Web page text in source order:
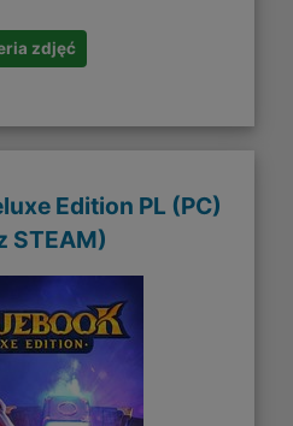
zdjęć
Edition PL (PC)
STEAM)